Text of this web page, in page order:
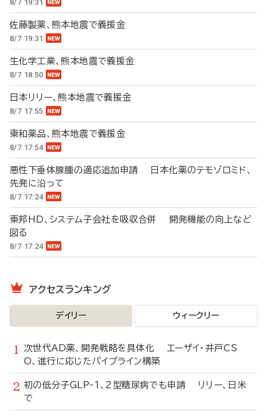
8/7 19:31
佐藤製薬、熊本地震で義援金
8/7 19:31
生化学工業、熊本地震で義援金
8/7 18:50
日本リリー、熊本地震で義援金
8/7 17:55
東和薬品、熊本地震で義援金
8/7 17:54
悪性下垂体腺腫の適応追加申請 日本化薬のテモゾロミド、
先発に沿って
8/7 17:24
東邦HD、システム子会社を吸収合併 開発機能の向上など
図る
8/7 17:24
アクセスランキング
デイリー ウィークリー
次世代AD薬、開発戦略を具体化 エーザイ・井戸CS
O、進行に応じたパイプライン構築
初の低分子GLP-1、2型糖尿病でも申請 リリー、日米
で